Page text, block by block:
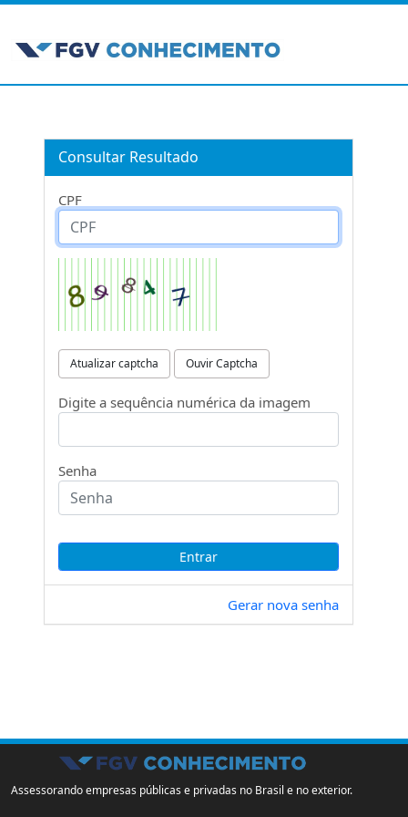
Consultar Resultado
CPF
Atualizar captcha Ouvir Captcha
Digite a sequência numérica da imagem
Senha
Gerar nova senha
Assessorando empresas públicas e privadas no Brasil e no exterior.